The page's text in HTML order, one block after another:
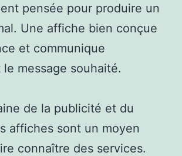
pensée pour produire un
Une affiche bien conçue
et communique
message souhaité.
de la publicité et du
affiches sont un moyen
connaître des services.